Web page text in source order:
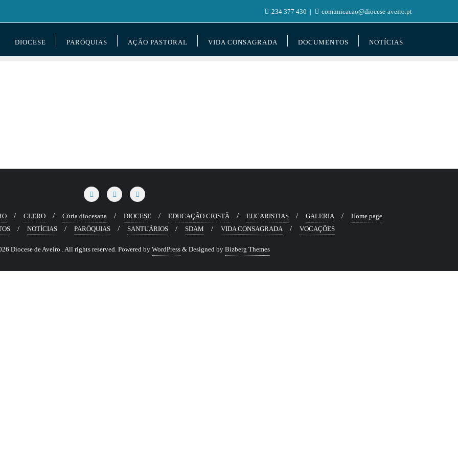
234 377 430 comunicacao@diocese-aveiro.pt
DIOCESE PARÓQUIAS AÇÃO PASTORAL VIDA CONSAGRADA DOCUMENTOS NOTÍCIAS
CLERO Cúria diocesana DIOCESE EDUCAÇÃO CRISTÃ EUCARISTIAS GALERIA
Home page
NOTÍCIAS PARÓQUIAS SANTUÁRIOS SDAM VIDA CONSAGRADA VOCAÇÕES
Diocese de Aveiro . All rights reserved.Powered by WordPress & Designed by Bizberg Themes